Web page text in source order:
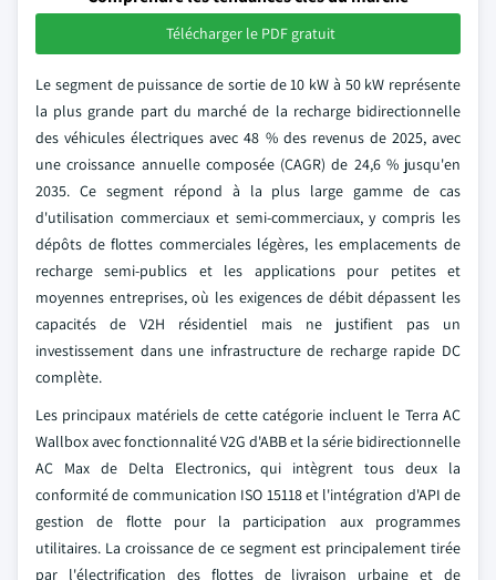
Télécharger le PDF gratuit
Le segment de puissance de sortie de 10 kW à 50 kW représente
la plus grande part du marché de la recharge bidirectionnelle
des véhicules électriques avec 48 % des revenus de 2025, avec
une croissance annuelle composée (CAGR) de 24,6 % jusqu'en
2035. Ce segment répond à la plus large gamme de cas
d'utilisation commerciaux et semi-commerciaux, y compris les
dépôts de flottes commerciales légères, les emplacements de
recharge semi-publics et les applications pour petites et
moyennes entreprises, où les exigences de débit dépassent les
capacités de V2H résidentiel mais ne justifient pas un
investissement dans une infrastructure de recharge rapide DC
complète.
Les principaux matériels de cette catégorie incluent le Terra AC
Wallbox avec fonctionnalité V2G d'ABB et la série bidirectionnelle
AC Max de Delta Electronics, qui intègrent tous deux la
conformité de communication ISO 15118 et l'intégration d'API de
gestion de flotte pour la participation aux programmes
utilitaires. La croissance de ce segment est principalement tirée
par l'électrification des flottes de livraison urbaine et de